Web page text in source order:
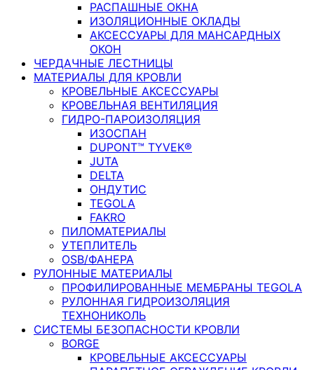
РАСПАШНЫЕ ОКНА
ИЗОЛЯЦИОННЫЕ ОКЛАДЫ
АКСЕССУАРЫ ДЛЯ МАНСАРДНЫХ
ОКОН
ЧЕРДАЧНЫЕ ЛЕСТНИЦЫ
МАТЕРИАЛЫ ДЛЯ КРОВЛИ
КРОВЕЛЬНЫЕ АКСЕССУАРЫ
КРОВЕЛЬНАЯ ВЕНТИЛЯЦИЯ
ГИДРО-ПАРОИЗОЛЯЦИЯ
ИЗОСПАН
DUPONT™ TYVEK®
JUTA
DELTA
ОНДУТИС
TEGOLA
FAKRO
ПИЛОМАТЕРИАЛЫ
УТЕПЛИТЕЛЬ
OSB/ФАНЕРА
РУЛОННЫЕ МАТЕРИАЛЫ
ПРОФИЛИРОВАННЫЕ МЕМБРАНЫ TEGOLA
РУЛОННАЯ ГИДРОИЗОЛЯЦИЯ
ТЕХНОНИКОЛЬ
СИСТЕМЫ БЕЗОПАСНОСТИ КРОВЛИ
BORGE
КРОВЕЛЬНЫЕ АКСЕССУАРЫ